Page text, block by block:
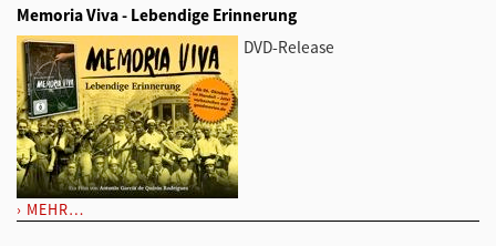
Memoria Viva - Lebendige Erinnerung
DVD-Release
MEHR…